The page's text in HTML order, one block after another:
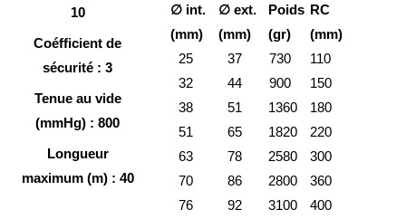
Chimie
et
Pétrochimie
/
Ferroviaire
Maintenance
10
Coéfficient de
sécurité : 3
Tenue au vide
(mmHg) : 800
Longueur
maximum (m) : 40
∅ int.
(mm)
∅ ext.
(mm)
Poids
(gr)
RC
(mm)
25
37 730
110
32
44 900
150
38
51 1360
180
51
65 1820
220
63
78 2580
300
70
86 2800
360
76
92 3100 400